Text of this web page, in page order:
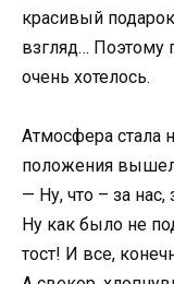
красивый
взгляд… Поэтому
очень хотелось.
Атмосфера стала
положения
— Ну, что – за нас,
Ну как было не
тост! И все,